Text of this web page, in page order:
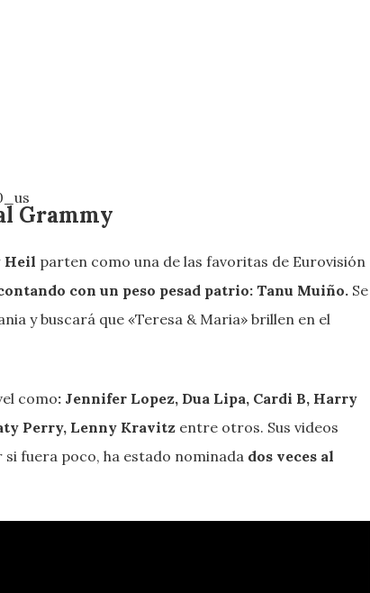
Grammy
Heil parten como una de las favoritas de Eurovisión
con un peso pesad patrio: Tanu Muiño. Se
y buscará que «Teresa & Maria» brillen en el
como: Jennifer Lopez, Dua Lipa, Cardi B, Harry
Perry, Lenny Kravitz entre otros. Sus videos
fuera poco, ha estado nominada dos veces al